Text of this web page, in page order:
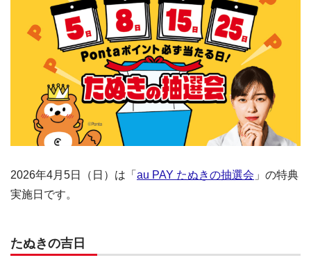
2026年4月5日（日）は「 au PAY たぬきの抽選会 」の特典
実施日です。
たぬきの吉日